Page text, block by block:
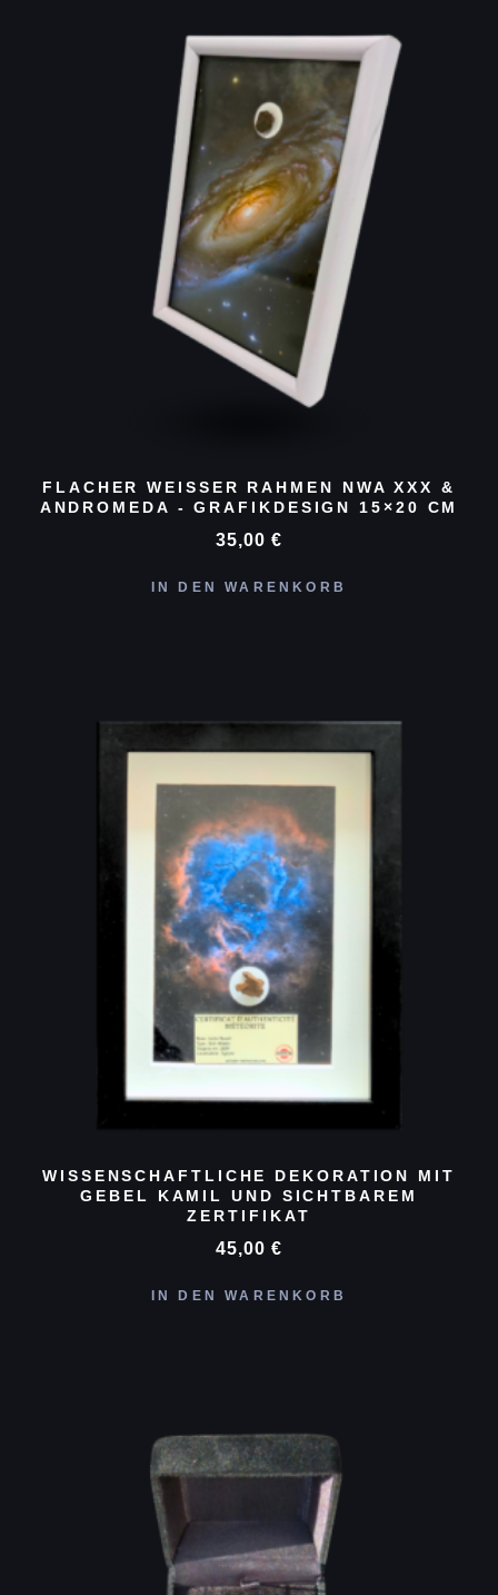
FLACHER WEISSER RAHMEN NWA XXX & A
NDROMEDA - GRAFIKDESIGN 15×20 CM
35,00 €
IN DEN WARENKORB
WISSENSCHAFTLICHE DEKORATION MIT
GEBEL KAMIL UND SICHTBAREM
ZERTIFIKAT
45,00 €
IN DEN WARENKORB